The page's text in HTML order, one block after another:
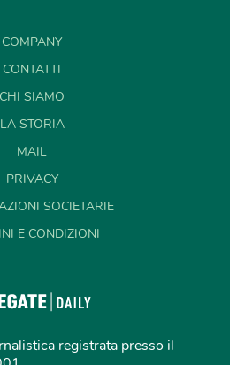
COMPANY
CONTATTI
CHI SIAMO
LA STORIA
MAIL
PRIVACY
SOCIETARIE
E CONDIZIONI
registrata presso il